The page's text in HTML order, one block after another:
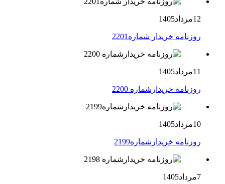
12مرداد1405
روزنامه خریدار شماره2201
11مرداد1405
روزنامه خریدارشماره 2200
10مرداد1405
روزنامه خریدارشماره2199
7مرداد1405